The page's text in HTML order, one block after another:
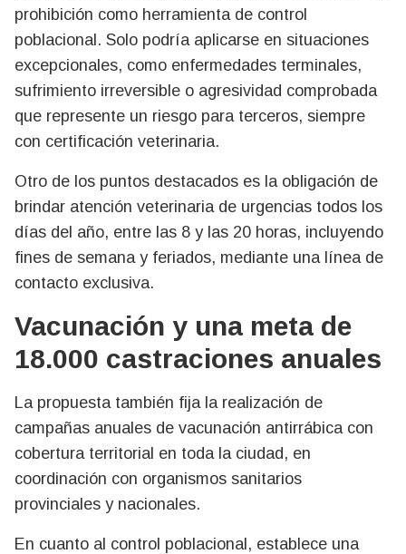
prohibición como herramienta de control
poblacional. Solo podría aplicarse en situaciones
excepcionales, como enfermedades terminales,
sufrimiento irreversible o agresividad comprobada
que represente un riesgo para terceros, siempre
con certificación veterinaria.
Otro de los puntos destacados es la obligación de
brindar atención veterinaria de urgencias todos los
días del año, entre las 8 y las 20 horas, incluyendo
fines de semana y feriados, mediante una línea de
contacto exclusiva.
Vacunación y una meta de
18.000 castraciones anuales
La propuesta también fija la realización de
campañas anuales de vacunación antirrábica con
cobertura territorial en toda la ciudad, en
coordinación con organismos sanitarios
provinciales y nacionales.
En cuanto al control poblacional, establece una